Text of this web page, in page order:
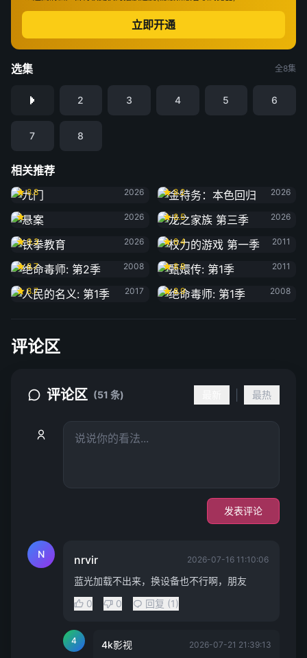
立即开通
选集 全8集
2 3 4 5 6
7 8
相关推荐
九门
8.8
2026
8.2
2026
悬案
2026
龙之家族 第三季
8.5
2026
铁拳教育
9.3
2026
权力的游戏 第一季
8.4
2011
绝命毒师: 第2季
8.7
2008
甄嬛传: 第1季
8.8
2011
人民的名义: 第1季
8.7
2017
绝命毒师: 第1季
8.9
2008
评论区
评论区 (51 条) 最热
发表评论
N nrvir 2026-07-16 11:10:06
蓝光加载不出来，换设备也不行啊，朋友
0
0 回复 (1)
4 4k影视 2026-07-21 21:39:13